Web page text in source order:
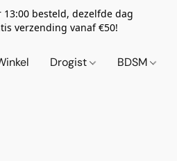
besteld, dezelfde dag
verzending vanaf €50!
Drogist BDSM